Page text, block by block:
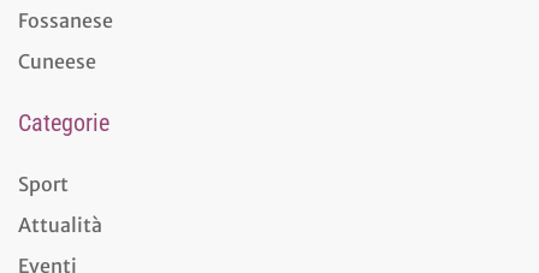
Fossanese
Cuneese
Categorie
Sport
Attualità
Eventi